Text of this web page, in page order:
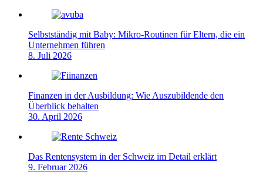
Selbstständig mit Baby: Mikro-Routinen für Eltern, die ein
Unternehmen führen
8. Juli 2026
Finanzen in der Ausbildung: Wie Auszubildende den
Überblick behalten
30. April 2026
Das Rentensystem in der Schweiz im Detail erklärt
9. Februar 2026